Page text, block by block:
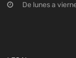
De lunes a